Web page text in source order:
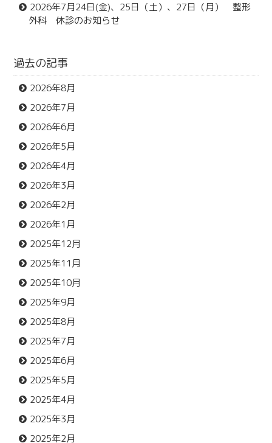
2026年7月24日(金)、25日（土）、27日（月） 整形
外科 休診のお知らせ
過去の記事
2026年8月
2026年7月
2026年6月
2026年5月
2026年4月
2026年3月
2026年2月
2026年1月
2025年12月
2025年11月
2025年10月
2025年9月
2025年8月
2025年7月
2025年6月
2025年5月
2025年4月
2025年3月
2025年2月